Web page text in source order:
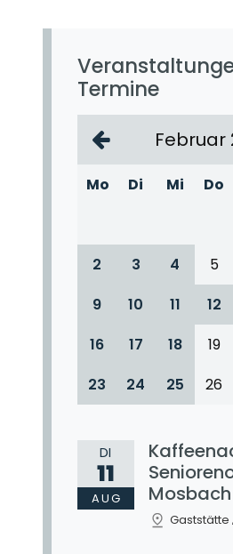
Termine
Februar
Mo Di Mi Do
2
3 4 5
9
10 11 12
16
17 18 19
23
24 25 26
DI
11
AUG
Mosbach
Gaststätte